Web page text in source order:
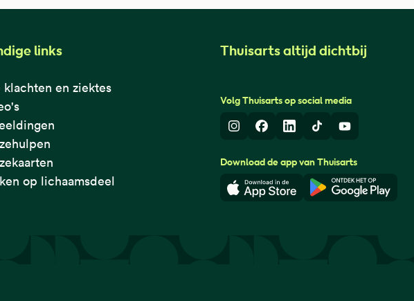
links
en ziektes
op lichaamsdeel
Thuisarts altijd dichtbij
Volg Thuisarts op social media
InstagramFacebook
LinkedInTikTokYoutube
Download de app van Thuisarts
Download in de App Store
Download